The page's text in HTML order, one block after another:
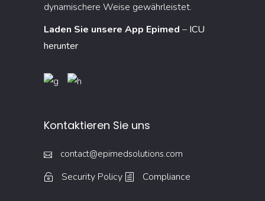
dynamischere Weise gewährleistet.
Laden Sie unsere App Epimed – ICU
herunter
Kontaktieren Sie uns
contact@epimedsolutions.com
Security Policy Compliance